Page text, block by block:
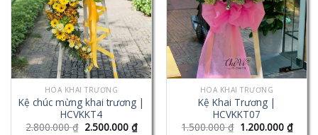
HOA KHAI TRƯƠNG
Kệ chúc mừng khai trương |
HCVKKT4
2.800.000₫ 2.500.000 ₫
HOA KHAI TRƯƠNG
Kệ Khai Trương |
HCVKKT07
1.500.000₫ 1.200.000 ₫